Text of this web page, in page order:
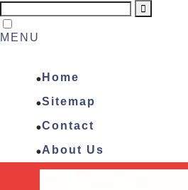
MENU
Home
Sitemap
Contact
About Us